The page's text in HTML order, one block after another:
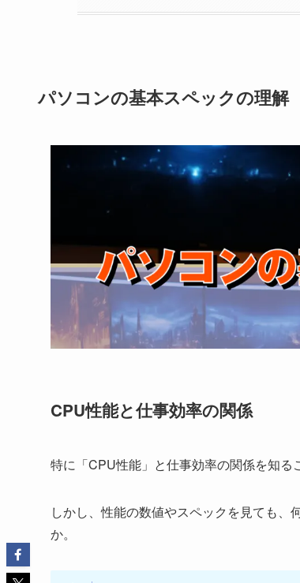
パソコンの基本スペックの理解
CPU性能と仕事効率の関係
特に「CPU性能」と仕事効率の関係を知る
しかし、性能の数値やスペックを見ても、
か。